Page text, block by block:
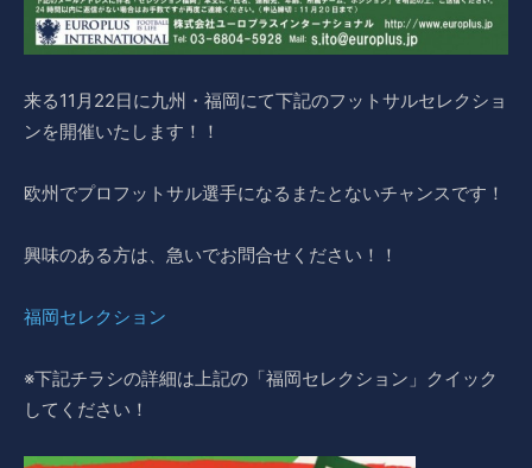
来る11月22日に九州・福岡にて下記のフットサルセレクショ
ンを開催いたします！！
欧州でプロフットサル選手になるまたとないチャンスです！
興味のある方は、急いでお問合せください！！
福岡セレクション
※下記チラシの詳細は上記の「福岡セレクション」クイック
してください！